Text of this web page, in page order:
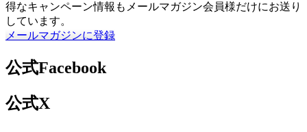
得なキャンペーン情報もメールマガジン会員様だけにお送り
しています。
メールマガジンに登録
公式Facebook
公式X